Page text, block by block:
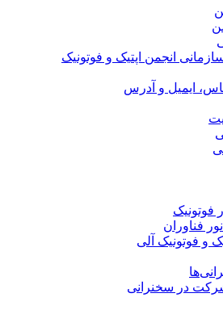
انجمن اپتیک و فوتونیک
ایمیل و آدرس
فوتونیک آلی
در سخنرانی